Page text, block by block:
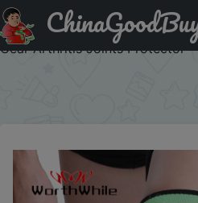
Купить по скидке: WOSWEIR-
Knee Guard Pads Braces for
Gear Arthritis Joints Protector